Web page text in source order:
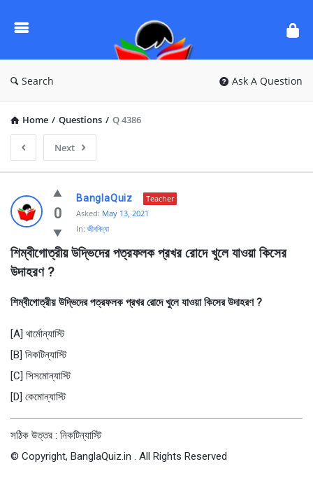
Questions
Search Ask A Question
Home / Questions / Q 4386
Next
Ask
Questions
BanglaQuiz
Latest
Questions
0
BanglaQuiz
Teacher
Asked: May 13, 2021
In: জীববিদ্যা
শিম্বীগোত্রীয় উদ্ভিদের পত্রফলক প্রখর রোদে খুলে যাওয়া কিসের
উদাহরণ ?
শিম্বীগোত্রীয় উদ্ভিদের পত্রফলক প্রখর রোদে খুলে যাওয়া কিসের উদাহরণ ?
[A] থার্মোন্যাস্টি
[B] নিকটিন্যাস্টি
[C] সিসমোন্যাস্টি
[D] কেমোন্যাস্টি
সঠিক উত্তর : নিকটিন্যাস্টি
© Copyright, BanglaQuiz.in . All Rights Reserved